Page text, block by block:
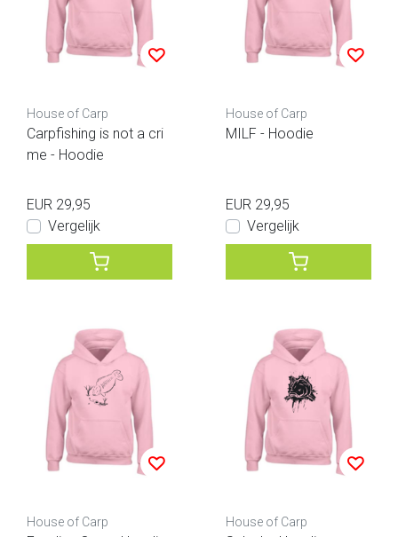
House of Carp
Carpfishing is not a cri
me - Hoodie
EUR 29,95
Vergelijk
House of Carp
MILF - Hoodie
EUR 29,95
Vergelijk
House of Carp House of Carp